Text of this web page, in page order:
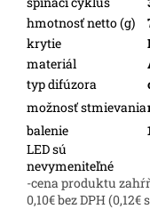
hmotnosť netto (g)
krytie
materiál
typ difúzora
možnosť stmievania
balenie
LED sú
nevymeniteľné
-cena produktu
0,10€ bez DPH (0,12€